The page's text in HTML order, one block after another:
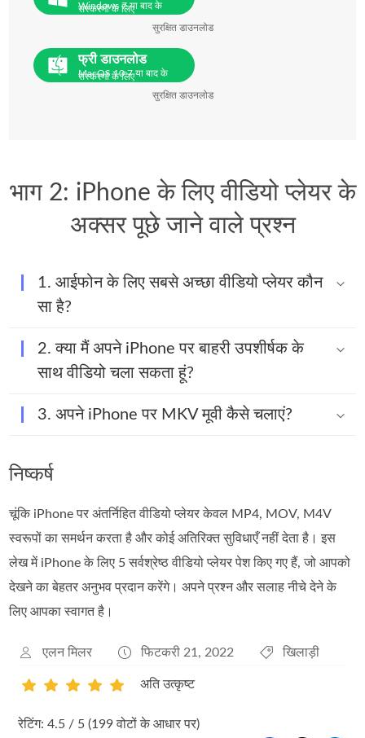
Windows 7 या बाद के
संस्करणों के लिए
सुरक्षित डाउनलोड
फ्री डाउनलोड
MacOS 10.7 या बाद के
संस्करणों के लिए
सुरक्षित डाउनलोड
भाग 2: iPhone के लिए वीडियो प्लेयर के
अक्सर पूछे जाने वाले प्रश्न
1. आईफोन के लिए सबसे अच्छा वीडियो प्लेयर कौन
सा है?
2. क्या मैं अपने iPhone पर बाहरी उपशीर्षक के
साथ वीडियो चला सकता हूं?
3. अपने iPhone पर MKV मूवी कैसे चलाएं?
निष्कर्ष
चूंकि iPhone पर अंतर्निहित वीडियो प्लेयर केवल MP4, MOV, M4V
स्वरूपों का समर्थन करता है और कोई अतिरिक्त सुविधाएँ नहीं देता है। इस
लेख में iPhone के लिए 5 सर्वश्रेष्ठ वीडियो प्लेयर पेश किए गए हैं, जो आपको
देखने का बेहतर अनुभव प्रदान करेंगे। अपने प्रश्न और सलाह नीचे देने के
लिए आपका स्वागत है।
एलन मिलर फिटकरी 21, 2022 खिलाड़ी
1 4
अति उत्कृष्ट
रेटिंग: 4.5 / 5 (199 वोटों के आधार पर)